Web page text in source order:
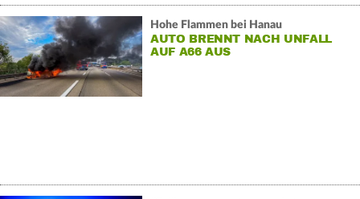
Hohe Flammen bei Hanau
AUTO BRENNT NACH UNFALL
AUF A66 AUS